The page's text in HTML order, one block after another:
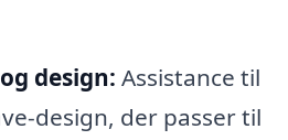
design: Assistance til
design, der passer til